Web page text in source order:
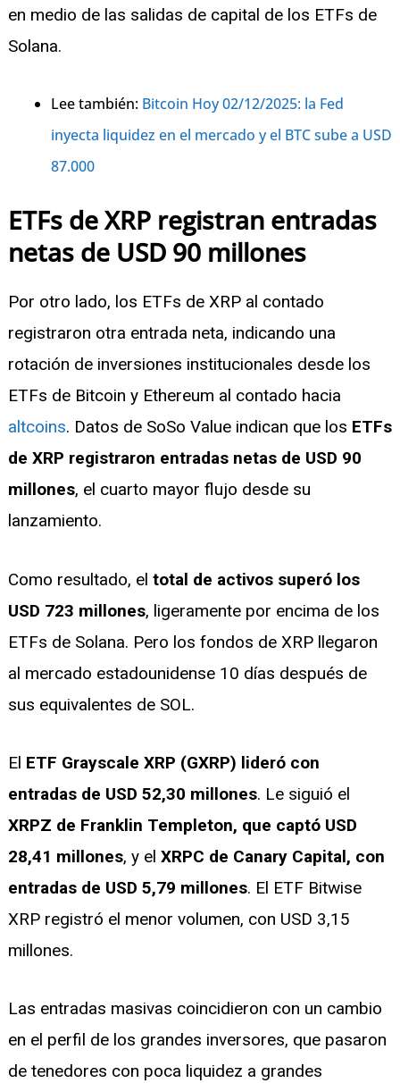
en medio de las salidas de capital de los ETFs de
Solana.
Lee también: Bitcoin Hoy 02/12/2025: la Fed
inyecta liquidez en el mercado y el BTC sube a USD
87.000
ETFs de XRP registran entradas
netas de USD 90 millones
Por otro lado, los ETFs de XRP al contado
registraron otra entrada neta, indicando una
rotación de inversiones institucionales desde los
ETFs de Bitcoin y Ethereum al contado hacia
altcoins. Datos de SoSo Value indican que los ETFs
de XRP registraron entradas netas de USD 90
millones, el cuarto mayor flujo desde su
lanzamiento.
Como resultado, el total de activos superó los
USD 723 millones, ligeramente por encima de los
ETFs de Solana. Pero los fondos de XRP llegaron
al mercado estadounidense 10 días después de
sus equivalentes de SOL.
El ETF Grayscale XRP (GXRP) lideró con
entradas de USD 52,30 millones. Le siguió el
XRPZ de Franklin Templeton, que captó USD
28,41 millones, y el XRPC de Canary Capital, con
entradas de USD 5,79 millones. El ETF Bitwise
XRP registró el menor volumen, con USD 3,15
millones.
Las entradas masivas coincidieron con un cambio
en el perfil de los grandes inversores, que pasaron
de tenedores con poca liquidez a grandes